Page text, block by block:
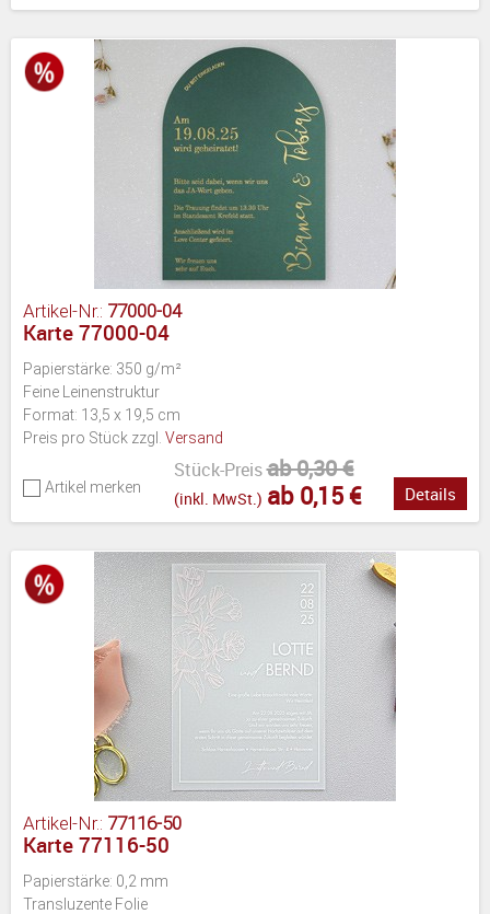
Artikel-Nr.: 77000-04
Karte 77000-04
Papierstärke: 350 g/m²
Feine Leinenstruktur
Format: 13,5 x 19,5 cm
Preis pro Stück zzgl. Versand
Artikel merken
Stück-Preisab 0,30 €
(inkl. MwSt.) ab 0,15 € Details
Artikel-Nr.: 77116-50
Karte 77116-50
Papierstärke: 0,2 mm
Transluzente Folie